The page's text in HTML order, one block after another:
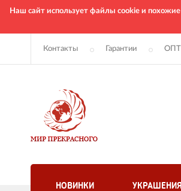
Наш сайт использует файлы cookie и похожие
Контакты Гарантии ОПТ
НОВИНКИ УКРАШЕНИЯ